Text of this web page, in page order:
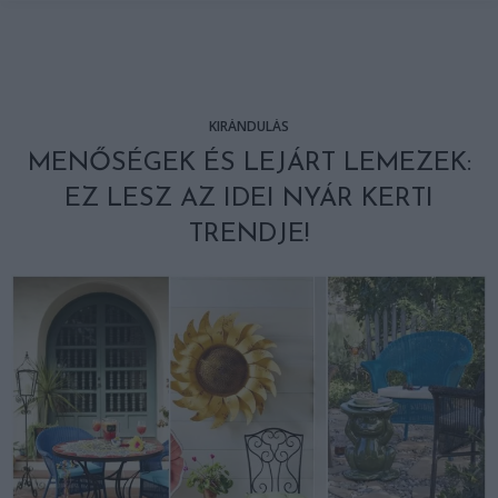
KIRÁNDULÁS
MENŐSÉGEK ÉS LEJÁRT LEMEZEK:
EZ LESZ AZ IDEI NYÁR KERTI
TRENDJE!